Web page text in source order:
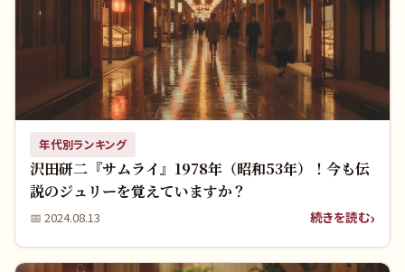
年代別ランキング
沢田研二『サムライ』1978年（昭和53年）！今も伝
説のジュリーを覚えていますか？
📅 2024.08.13 続きを読む